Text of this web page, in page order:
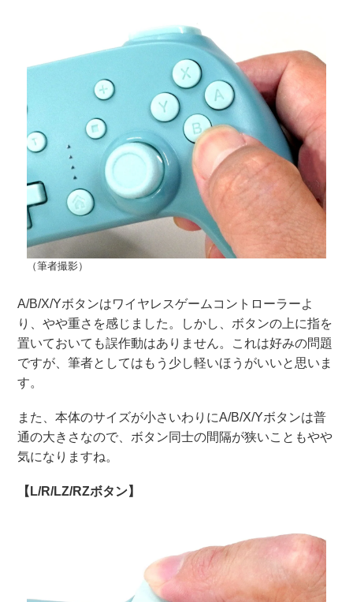
（筆者撮影）
A/B/X/Yボタンはワイヤレスゲームコントローラーよ
り、やや重さを感じました。しかし、ボタンの上に指を
置いておいても誤作動はありません。これは好みの問題
ですが、筆者としてはもう少し軽いほうがいいと思いま
す。
また、本体のサイズが小さいわりにA/B/X/Yボタンは普
通の大きさなので、ボタン同士の間隔が狭いこともやや
気になりますね。
【L/R/LZ/RZボタン】